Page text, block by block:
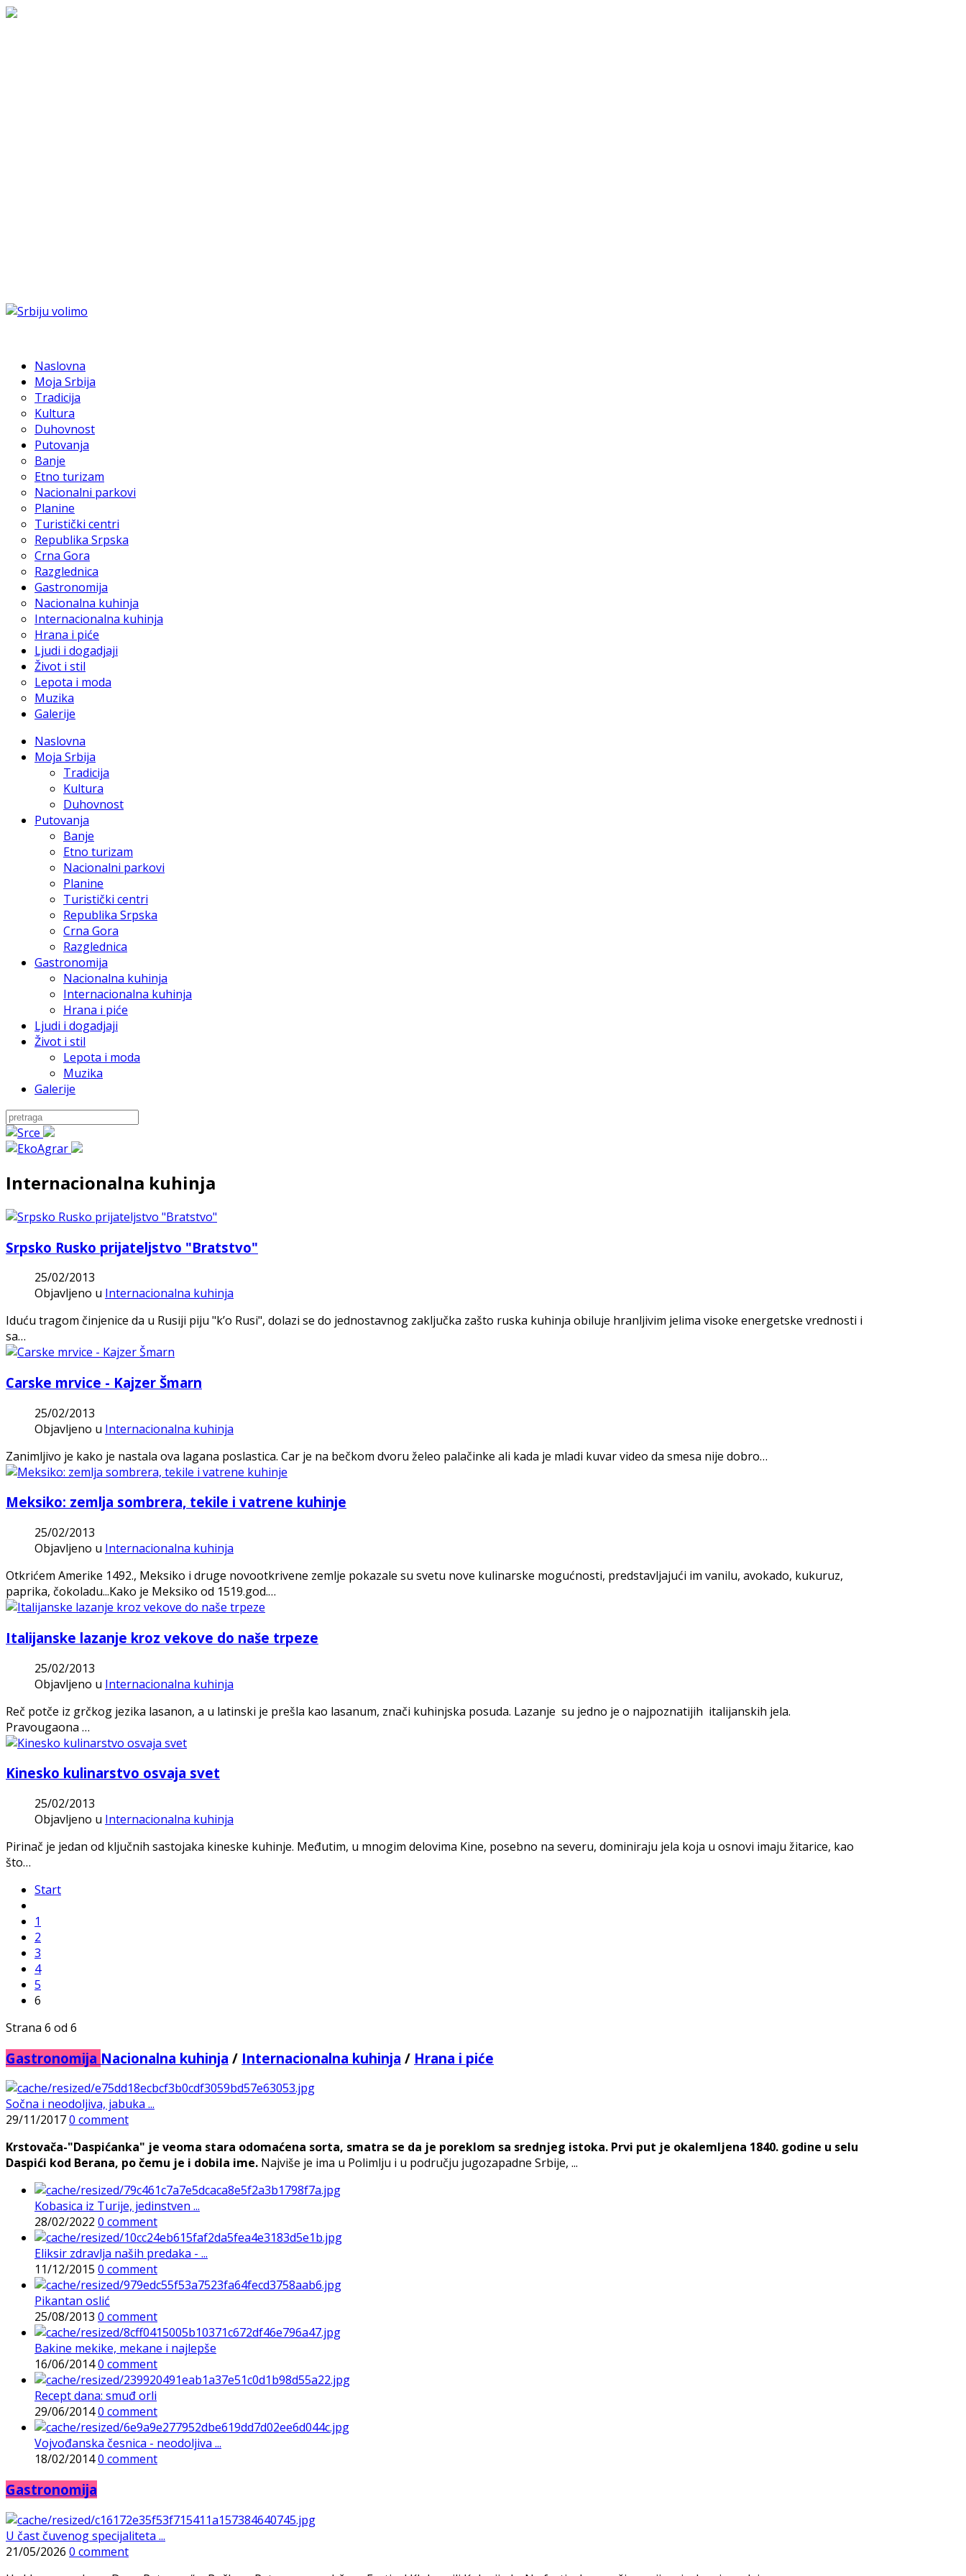
Naslovna
Moja Srbija
Tradicija
Kultura
Duhovnost
Putovanja
Banje
Etno turizam
Nacionalni parkovi
Planine
Turistički centri
Republika Srpska
Crna Gora
Razglednica
Gastronomija
Nacionalna kuhinja
Internacionalna kuhinja
Hrana i piće
Ljudi i dogadjaji
Život i stil
Lepota i moda
Muzika
Galerije
Naslovna
Moja Srbija
Tradicija
Kultura
Duhovnost
Putovanja
Banje
Etno turizam
Nacionalni parkovi
Planine
Turistički centri
Republika Srpska
Crna Gora
Razglednica
Gastronomija
Nacionalna kuhinja
Internacionalna kuhinja
Hrana i piće
Ljudi i dogadjaji
Život i stil
Lepota i moda
Muzika
Galerije
Internacionalna kuhinja
Srpsko Rusko prijateljstvo "Bratstvo"
25/02/2013
Objavljeno u Internacionalna kuhinja
Iduću tragom činjenice da u Rusiji piju "k’o Rusi", dolazi se do jednostavnog zaključka zašto ruska kuhinja obiluje hranljivim jelima visoke energetske vrednosti i
sa…
Carske mrvice - Kajzer Šmarn
25/02/2013
Objavljeno u Internacionalna kuhinja
Zanimljivo je kako je nastala ova lagana poslastica. Car je na bečkom dvoru želeo palačinke ali kada je mladi kuvar video da smesa nije dobro…
Meksiko: zemlja sombrera, tekile i vatrene kuhinje
25/02/2013
Objavljeno u Internacionalna kuhinja
Otkrićem Amerike 1492., Meksiko i druge novootkrivene zemlje pokazale su svetu nove kulinarske mogućnosti, predstavljajući im vanilu, avokado, kukuruz,
paprika, čokoladu...Kako je Meksiko od 1519.god.…
Italijanske lazanje kroz vekove do naše trpeze
25/02/2013
Objavljeno u Internacionalna kuhinja
Reč potče iz grčkog jezika lasanon, a u latinski je prešla kao lasanum, znači kuhinjska posuda. Lazanje su jedno je o najpoznatijih italijanskih jela.
Pravougaona …
Kinesko kulinarstvo osvaja svet
25/02/2013
Objavljeno u Internacionalna kuhinja
Pirinač je jedan od ključnih sastojaka kineske kuhinje. Međutim, u mnogim delovima Kine, posebno na severu, dominiraju jela koja u osnovi imaju žitarice, kao
što…
Start
1
2
3
4
5
6
Strana 6 od 6
Gastronomija Nacionalna kuhinja / Internacionalna kuhinja / Hrana i piće
Sočna i neodoljiva, jabuka ...
29/11/20170 comment
Krstovača-"Daspićanka" je veoma stara odomaćena sorta, smatra se da je poreklom sa srednjeg istoka. Prvi put je okalemljena 1840. godine u selu
Daspići kod Berana, po čemu je i dobila ime. Najviše je ima u Polimlju i u području jugozapadne Srbije, ...
Kobasica iz Turije, jedinstven ...
28/02/2022 0 comment
Eliksir zdravlja naših predaka - ...
11/12/2015 0 comment
Pikantan oslić
25/08/2013 0 comment
Bakine mekike, mekane i najlepše
16/06/20140 comment
Recept dana: smuđ orli
29/06/20140 comment
Vojvođanska česnica - neodoljiva ...
18/02/20140 comment
Gastronomija
U čast čuvenog specijaliteta ...
21/05/2026 0 comment